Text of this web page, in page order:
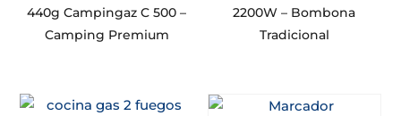
440g Campingaz C 500 –
Camping Premium
2200W – Bombona
Tradicional